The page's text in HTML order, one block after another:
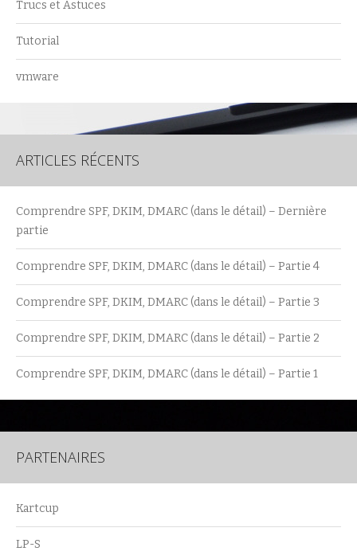
Trucs et Astuces
Tutorial
vmware
ARTICLES RÉCENTS
Comprendre SPF, DKIM, DMARC (dans le détail) – Dernière
partie
Comprendre SPF, DKIM, DMARC (dans le détail) – Partie 4
Comprendre SPF, DKIM, DMARC (dans le détail) – Partie 3
Comprendre SPF, DKIM, DMARC (dans le détail) – Partie 2
Comprendre SPF, DKIM, DMARC (dans le détail) – Partie 1
PARTENAIRES
Kartcup
LP-S